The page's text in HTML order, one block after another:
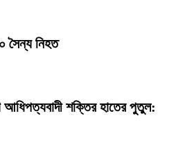
সৈন্য নিহত
আধিপত্যবাদী শক্তির হাতের পুতুল: